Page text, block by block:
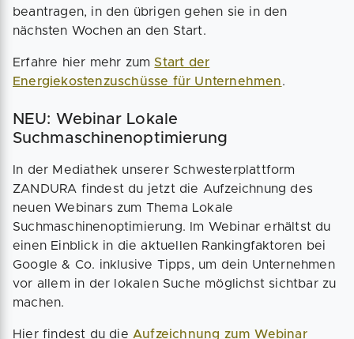
beantragen, in den übrigen gehen sie in den
nächsten Wochen an den Start.
Erfahre hier mehr zumStart der
Energiekostenzuschüsse für Unternehmen.
NEU: Webinar Lokale
Suchmaschinenoptimierung
In der Mediathek unserer Schwesterplattform
ZANDURA findest du jetzt die Aufzeichnung des
neuen Webinars zum Thema Lokale
Suchmaschinenoptimierung. Im Webinar erhältst du
einen Einblick in die aktuellen Rankingfaktoren bei
Google & Co. inklusive Tipps, um dein Unternehmen
vor allem in der lokalen Suche möglichst sichtbar zu
machen.
Hier findest du die Aufzeichnung zum Webinar